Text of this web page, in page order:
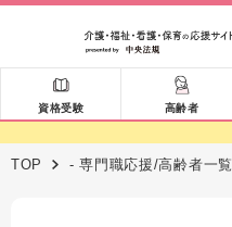
資格受験 高齢者
TOP - 専門職応援/高齢者一覧